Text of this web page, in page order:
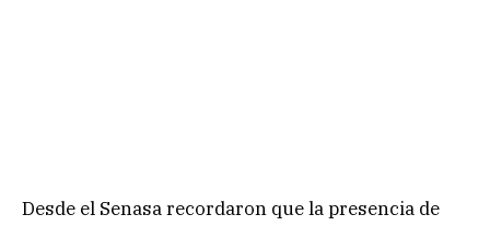
Desde el Senasa recordaron que la presencia de